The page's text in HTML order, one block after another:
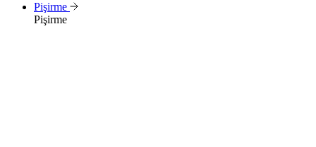
Pişirme
Pişirme